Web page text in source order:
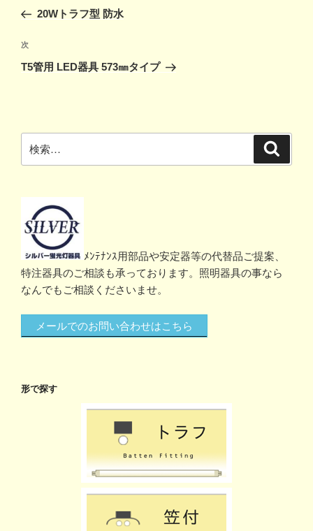
ナ
ビ
ゲ
ン
の
稿
20Wトラフ型 防水
次
の
次
T5管用 LED器具 573㎜タイプ
索:
ﾒﾝﾃﾅﾝｽ用部品や安定器等の代替品ご提案、
特注器具のご相談も承っております。照明器具の事なら
なんでもご相談くださいませ。
メールでのお問い合わせはこちら
形で探す